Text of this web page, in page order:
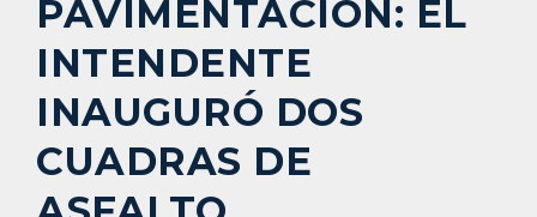
PAVIMENTACIÓN: EL
INTENDENTE
INAUGURÓ DOS
CUADRAS DE